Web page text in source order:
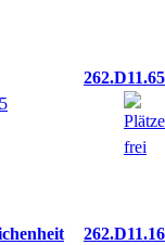
262.D11.65
262.D11.16